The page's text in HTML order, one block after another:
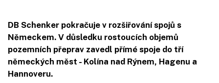
DB Schenker pokračuje v rozšiřování spojů s
Německem. V důsledku rostoucích objemů
pozemních přeprav zavedl přímé spoje do tří
německých měst - Kolína nad Rýnem, Hagenu a
Hannoveru.